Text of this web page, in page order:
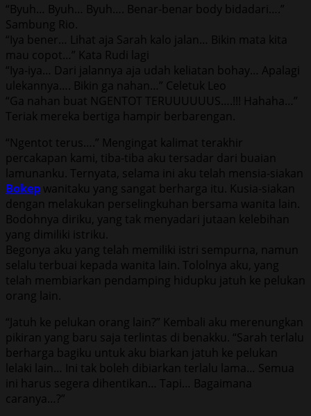
“Byuh… Byuh… Byuh…. Benar-benar body bidadari….”
Sambung Rio.
“Iya bener… Lihat aja Sarah kalo jalan… Bikin mata kita
mau copot…” Kata Rudi lagi
“Iya-iya… Dari jalannya aja udah keliatan bohay… Apalagi
ulekannya…. Bikin ga nahan…” Celetuk Leo
“Ga nahan buat NGENTOT TERUUUUUUS….!!! Hahaha…”
Teriak mereka bertiga hampir berbarengan.
“Ngentot terus….” Mengingat kalimat terakhir
percakapan kami, tiba-tiba aku tersadar dari buaian
lamunanku. Ternyata, selama ini aku telah mensia-siakan
Bokep wanitaku yang sangat berharga itu. Kusia-siakan
dengan melakukan perselingkuhan bersama wanita lain.
Bodohnya diriku, yang tak menyadari jutaan kelebihan
yang dimiliki istriku.
Begonya aku yang telah memiliki istri sempurna, namun
selalu terbuai kepada wanita lain. Tololnya aku, yang
telah membiarkan pendamping hidupku jatuh ke pelukan
orang lain.
“Jatuh ke pelukan orang lain?” Kembali aku merenungkan
pikiran yang baru saja terlintas di benakku. “Sarah terlalu
berharga bagiku untuk aku biarkan jatuh ke pelukan
lelaki lain… Ini tak boleh dibiarkan terlalu lama… Semua
ini harus segera dihentikan… Tapi… Bagaimana
caranya…?”